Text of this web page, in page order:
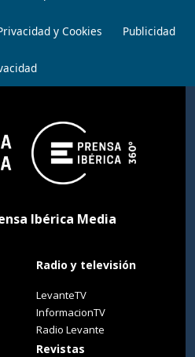
y Cookies Publicidad
Ibérica Media
Radio y televisión
LevanteTV
InformacionTV
Radio Levante
Revistas